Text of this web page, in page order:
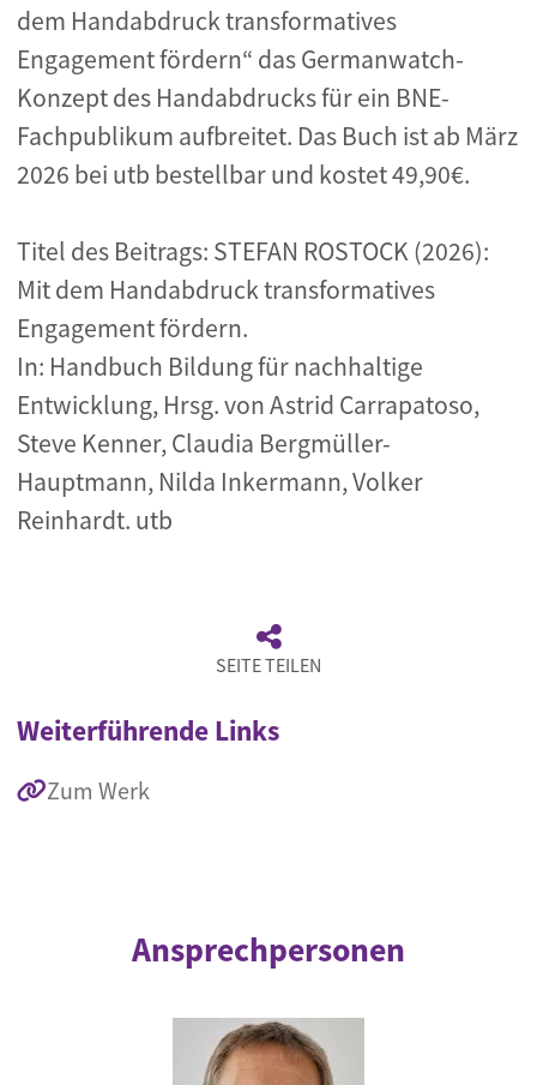
dem Handabdruck transformatives
Engagement fördern“ das Germanwatch-
Konzept des Handabdrucks für ein BNE-
Fachpublikum aufbreitet. Das Buch ist ab März
2026 bei utb bestellbar und kostet 49,90€.
Titel des Beitrags: STEFAN ROSTOCK (2026):
Mit dem Handabdruck transformatives
Engagement fördern.
In: Handbuch Bildung für nachhaltige
Entwicklung, Hrsg. von Astrid Carrapatoso,
Steve Kenner, Claudia Bergmüller-
Hauptmann, Nilda Inkermann, Volker
Reinhardt. utb
SEITE TEILEN
Weiterführende Links
Zum Werk
Ansprechpersonen